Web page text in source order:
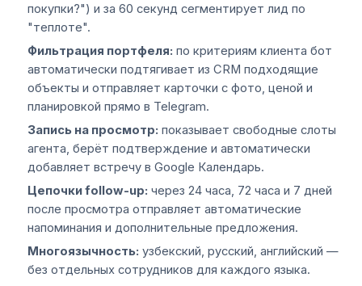
покупки?") и за 60 секунд сегментирует лид по
"теплоте".
Фильтрация портфеля: по критериям клиента бот
автоматически подтягивает из CRM подходящие
объекты и отправляет карточки с фото, ценой и
планировкой прямо в Telegram.
Запись на просмотр: показывает свободные слоты
агента, берёт подтверждение и автоматически
добавляет встречу в Google Календарь.
Цепочки follow-up: через 24 часа, 72 часа и 7 дней
после просмотра отправляет автоматические
напоминания и дополнительные предложения.
Многоязычность: узбекский, русский, английский —
без отдельных сотрудников для каждого языка.